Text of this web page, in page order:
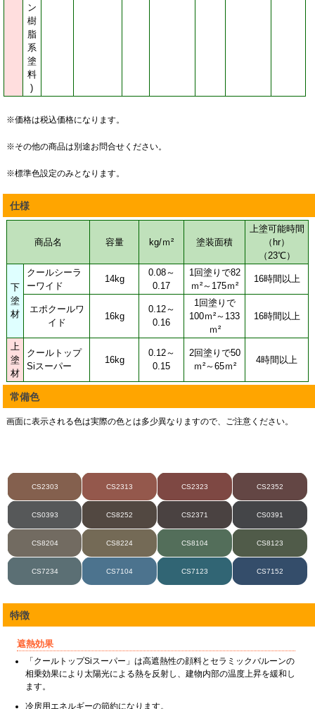
ン
樹
脂
系
塗
料
)
※価格は税込価格になります。
※その他の商品は別途お問合せください。
※標準色設定のみとなります。
仕様
商品名 容量 kg/ｍ² 塗装面積
上塗可能時間
（hr）
（23℃）
下
塗
材
クールシーラ
ーワイド
14kg
0.08～
0.17
1回塗りで82
ｍ²～175ｍ²
16時間以上
エポクールワ
イド
16kg
0.12～
0.16
1回塗りで
100ｍ²～133
ｍ²
16時間以上
上
塗
材
クールトップ
Siスーパー
16kg
0.12～
0.15
2回塗りで50
ｍ²～65ｍ²
4時間以上
常備色
画面に表示される色は実際の色とは多少異なりますので、ご注意ください。
CS2303 CS2313 CS2323 CS2352
CS0393 CS8252 CS2371 CS0391
CS8204 CS8224 CS8104 CS8123
CS7234 CS7104 CS7123 CS7152
特徴
遮熱効果
「クールトップSiスーパー」は高遮熱性の顔料とセラミックバルーンの
相乗効果により太陽光による熱を反射し、建物内部の温度上昇を緩和し
ます。
冷房用エネルギーの節約になります。